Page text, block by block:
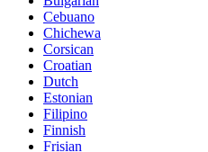
Cebuano
Chichewa
Corsican
Croatian
Dutch
Estonian
Filipino
Finnish
Frisian